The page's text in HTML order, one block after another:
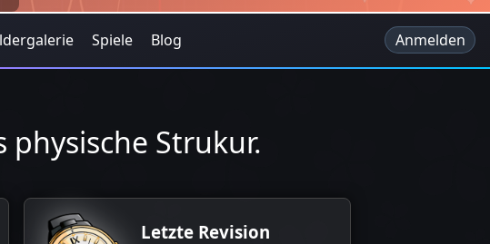
Spiele Blog Anmelden
Strukur.
Letzte Revision